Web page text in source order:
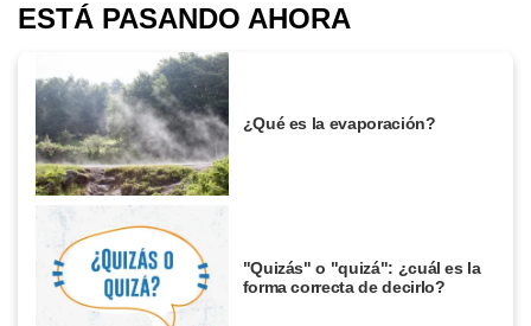
ESTÁ PASANDO AHORA
¿Qué es la evaporación?
"Quizás" o "quizá": ¿cuál es la
forma correcta de decirlo?